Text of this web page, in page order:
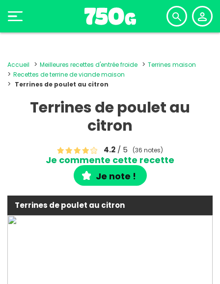
Accueil Meilleures recettes d'entrée froide
Terrines maison
Recettes de terrine de viande maison
Terrines de poulet au citron
Terrines de poulet au
citron
4.2 / 5 (36 notes)
Je commente cette recette
Je note !
Terrines de poulet au citron